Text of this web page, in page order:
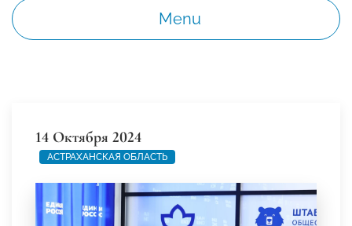
Menu
14 Октября 2024
АСТРАХАНСКАЯ ОБЛАСТЬ